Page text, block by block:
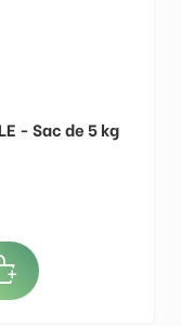
- Sac de 5 kg